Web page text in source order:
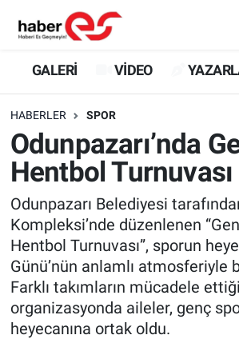
GALERİ VİDEO
HABERLER SPOR
Odunpazarı’nda
Hentbol
Odunpazarı Belediyesi
Kompleksi’nde düzenlenen
Hentbol Turnuvası”, sporun
Günü’nün anlamlı atmosferiyle
Farklı takımların mücadele ettiği
organizasyonda aileler, genç
heyecanına ortak oldu.
GALERİ
YAZARLAR
GÜNDEM
SİYASET
TEKNOLOJİ
EKONOMİ
Eskişehir Nöbetçi Eczaneler
Eskişehir Trafik Yoğunluk
Süper Lig Puan Durumu ve
Tüm Manşetler
Son Dakika Haberleri
Haber Arşivi